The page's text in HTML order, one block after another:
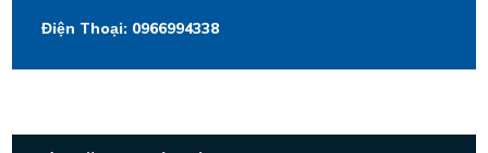
Điện Thoại: 0966994338